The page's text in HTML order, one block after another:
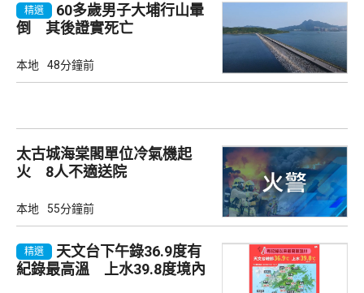
精選
60多歲男子大埔行山暈
倒 其後證實死亡
本地 48分鐘前
太古城海棠閣單位冷氣機起
火 8人不適送院
本地 55分鐘前
精選
天文台下午錄36.9度有
紀錄最高溫 上水39.8度境內